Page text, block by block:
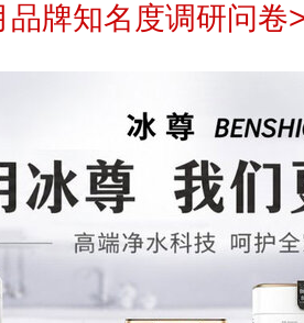
牌知名度调研问卷